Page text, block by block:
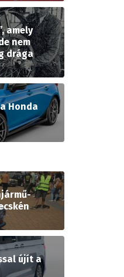
amely
nem
drága
Honda
újít a